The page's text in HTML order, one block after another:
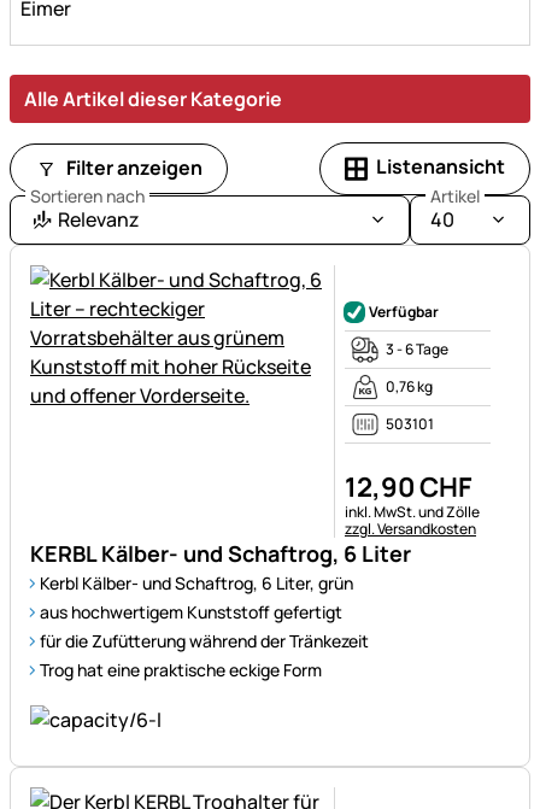
Eimer
Alle Artikel dieser Kategorie
Filter anzeigen Listenansicht
Sortieren nach
Relevanz
Artikel
40
KERBL Kälber- und Schaftrog, 6 Liter
Kerbl Kälber- und Schaftrog, 6 Liter, grün
aus hochwertigem Kunststoff gefertigt
für die Zufütterung während der Tränkezeit
Trog hat eine praktische eckige Form
Verfügbar
3 - 6 Tage
0,76 kg
503101
12,90CHF
Steuerhinweis:
inkl. MwSt. und Zölle
zzgl. Versandkosten